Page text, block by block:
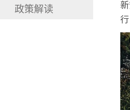
政策解读